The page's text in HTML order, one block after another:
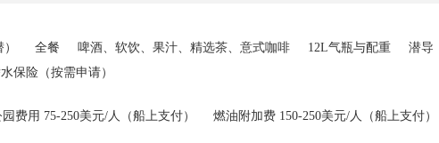
全餐 啤酒、软饮、果汁、精选茶、意式咖啡 12L气瓶与配重 潜导
保险（按需申请）
园费用 75-250美元/人（船上支付） 燃油附加费 150-250美元/人（船上支付）